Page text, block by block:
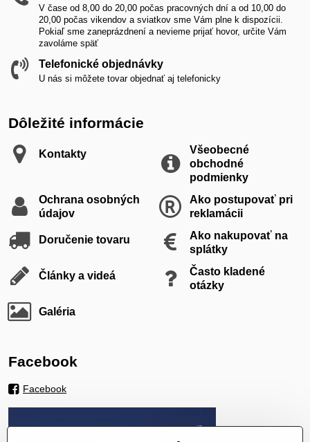
V čase od 8,00 do 20,00 počas pracovných dní a od 10,00 do
20,00 počas vikendov a sviatkov sme Vám plne k dispozícii.
Pokiaľ sme zaneprázdnení a nevieme prijať hovor, určite Vám
zavoláme späť
Telefonické objednávky
U nás si môžete tovar objednať aj telefonicky
Dôležité informácie
Kontakty
Všeobecné
obchodné
podmienky
Ochrana osobných
údajov
Ako postupovať pri
reklamácii
Doručenie tovaru
Ako nakupovať na
splátky
Články a videá
Často kladené
otázky
Galéria
Facebook
Facebook